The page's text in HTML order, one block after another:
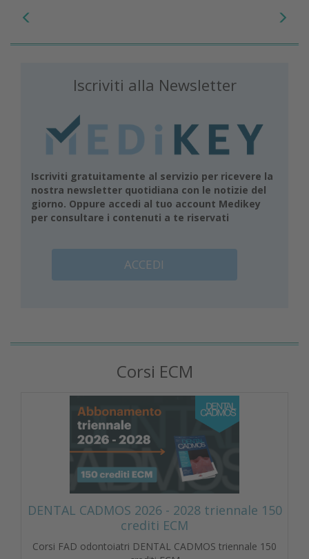
Iscriviti alla Newsletter
Iscriviti gratuitamente al servizio per ricevere la
nostra newsletter quotidiana con le notizie del
giorno. Oppure accedi al tuo account Medikey
per consultare i contenuti a te riservati
ACCEDI
Corsi ECM
DENTAL CADMOS 2026 - 2028 triennale 150
crediti ECM
Corsi FAD odontoiatri DENTAL CADMOS triennale 150